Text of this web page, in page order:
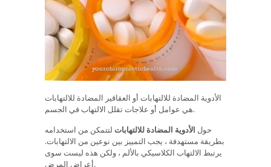
الأدوية المضادة للالتهابات أو العقاقير المضادة للالتهابات
هي عوامل أو علاجات تقلل الالتهاب في الجسم.
حول الأدوية المضادة للالتهابات لتتمكن من استخدامه
بطريقة مستهدفة ، يجب التمييز بين نوعين من الالتهابات.
يرتبط الالتهاب الكلاسيكي بالألم ، ولكن هذه ليست سوى
أعراض المرض.